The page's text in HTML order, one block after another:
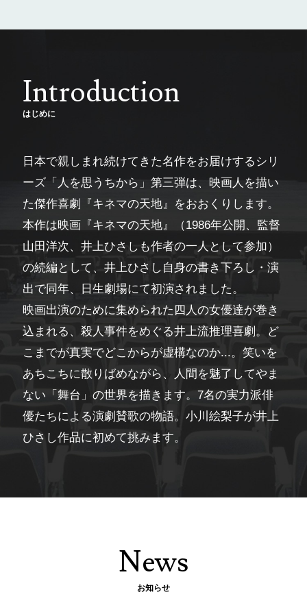
Introduction
はじめに
日本で親しまれ続けてきた名作をお届けするシリ
ーズ「人を思うちから」第三弾は、映画人を描い
た傑作喜劇『キネマの天地』をおおくりします。
本作は映画『キネマの天地』（1986年公開、監督
山田洋次、井上ひさしも作者の一人として参加）
の続編として、井上ひさし自身の書き下ろし・演
出で同年、日生劇場にて初演されました。
映画出演のために集められた四人の女優達が巻き
込まれる、殺人事件をめぐる井上流推理喜劇。ど
こまでが真実でどこからが虚構なのか...。笑いを
あちこちに散りばめながら、人間を魅了してやま
ない「舞台」の世界を描きます。7名の実力派俳
優たちによる演劇賛歌の物語。小川絵梨子が井上
ひさし作品に初めて挑みます。
News
お知らせ